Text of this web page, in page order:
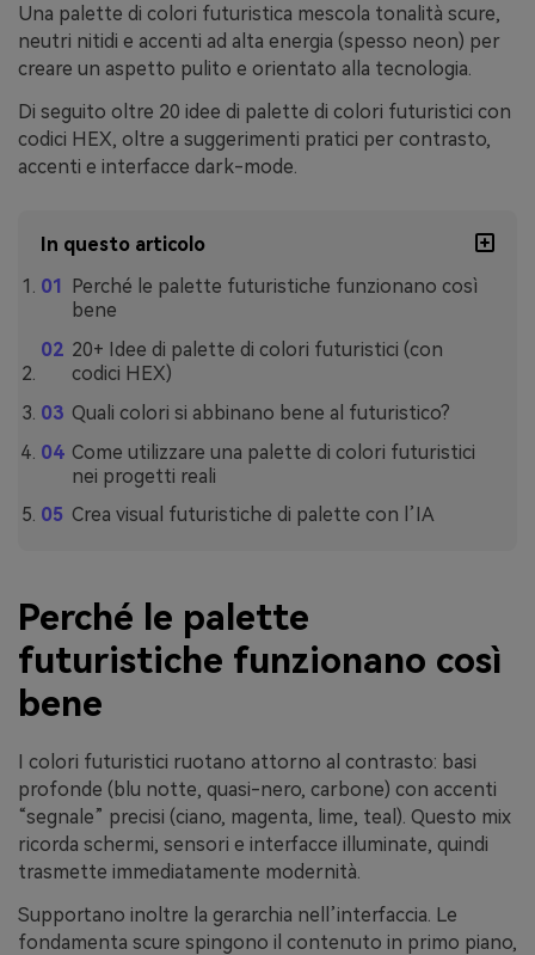
Una palette di colori futuristica mescola tonalità scure,
neutri nitidi e accenti ad alta energia (spesso neon) per
creare un aspetto pulito e orientato alla tecnologia.
Di seguito oltre 20 idee di palette di colori futuristici con
codici HEX, oltre a suggerimenti pratici per contrasto,
accenti e interfacce dark-mode.
In questo articolo
Perché le palette futuristiche funzionano così
bene
20+ Idee di palette di colori futuristici (con
codici HEX)
Quali colori si abbinano bene al futuristico?
Come utilizzare una palette di colori futuristici
nei progetti reali
Crea visual futuristiche di palette con l’IA
Perché le palette
futuristiche funzionano così
bene
I colori futuristici ruotano attorno al contrasto: basi
profonde (blu notte, quasi-nero, carbone) con accenti
“segnale” precisi (ciano, magenta, lime, teal). Questo mix
ricorda schermi, sensori e interfacce illuminate, quindi
trasmette immediatamente modernità.
Supportano inoltre la gerarchia nell’interfaccia. Le
fondamenta scure spingono il contenuto in primo piano,